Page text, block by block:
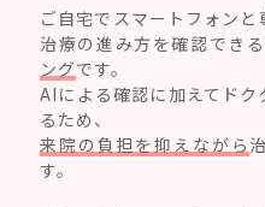
ご自宅でスマートフォン
治療の進み方を確認でき
ングです。
AIによる確認に加えてド
るため、
来院の負担を抑えながら
す。